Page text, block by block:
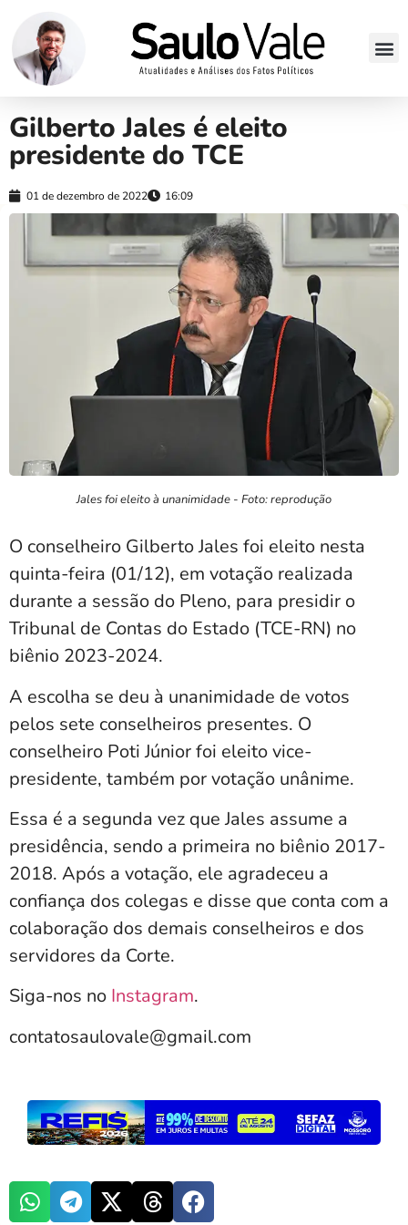
Gilberto Jales é eleito
presidente do TCE
01 de dezembro de 2022 16:09
Jales foi eleito à unanimidade - Foto: reprodução
O conselheiro Gilberto Jales foi eleito nesta
quinta-feira (01/12), em votação realizada
durante a sessão do Pleno, para presidir o
Tribunal de Contas do Estado (TCE-RN) no
biênio 2023-2024.
A escolha se deu à unanimidade de votos
pelos sete conselheiros presentes. O
conselheiro Poti Júnior foi eleito vice-
presidente, também por votação unânime.
Essa é a segunda vez que Jales assume a
presidência, sendo a primeira no biênio 2017-
2018. Após a votação, ele agradeceu a
confiança dos colegas e disse que conta com a
colaboração dos demais conselheiros e dos
servidores da Corte.
Siga-nos no Instagram.
contatosaulovale@gmail.com